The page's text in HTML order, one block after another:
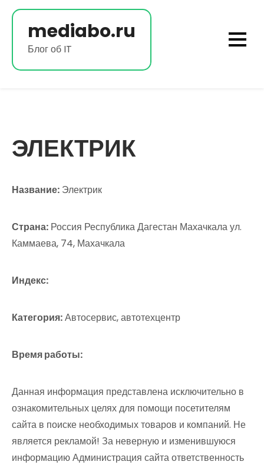
Перейти
содержимомуmediabo.ru
Блог об IT
ЭЛЕКТРИК
Название: Электрик
Страна: Россия Республика Дагестан Махачкала ул.
Каммаева, 74, Махачкала
Индекс:
Категория:Автосервис, автотехцентр
Время работы:
Данная информация представлена исключительно в
ознакомительных целях для помощи посетителям
сайта в поиске необходимых товаров и компаний. Не
является рекламой! За неверную и изменившуюся
информацию Администрация сайта ответственность